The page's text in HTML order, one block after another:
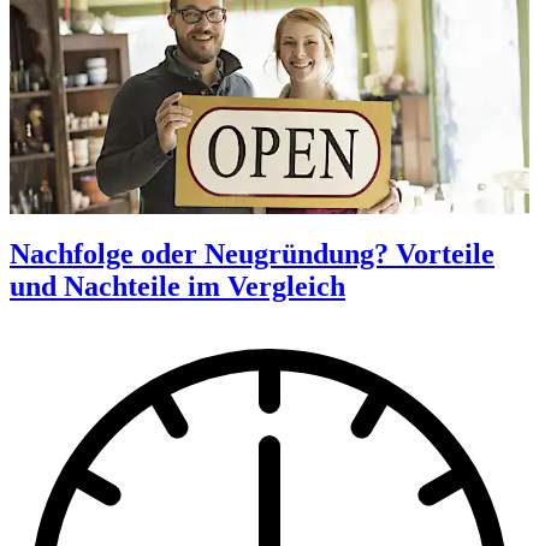
Nachfolge oder Neugründung? Vorteile
und Nachteile im Vergleich